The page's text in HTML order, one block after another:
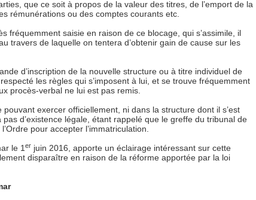
que ce soit à propos de la valeur des titres, de l’emport de la
rémunérations ou des comptes courants etc.
fréquemment saisie en raison de ce blocage, qui s’assimile, il
travers de laquelle on tentera d’obtenir gain de cause sur les
d’inscription de la nouvelle structure ou à titre individuel de
les règles qui s’imposent à lui, et se trouve fréquemment
procès-verbal ne lui est pas remis.
exercer officiellement, ni dans la structure dont il s’est
pas d’existence légale, étant rappelé que le greffe du tribunal de
pour accepter l’immatriculation.
le 1 er juin 2016, apporte un éclairage intéressant sur cette
disparaître en raison de la réforme apportée par la loi